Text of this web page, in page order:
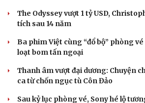
The Odyssey vượt 1 tỷ USD,
tích sau 14 năm
Ba phim Việt cùng “đổ bộ” phòng
loạt bom tấn ngoại
Thanh âm vượt đại dương: Chuyện
ca từ chốn ngục tù Côn Đảo
Sau kỷ lục phòng vé, Sony hé lộ